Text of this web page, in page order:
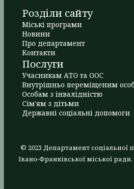
Розділи сайту
Міські програми
Новини
Про департамент
Контакти
Послуги
Учасникам АТО та ООС
Внутрішньо переміщеним
Особам з інвалідністю
Сім'ям з дітьми
Державні соціальні допомоги
© 2023 Департамент соціальної
Івано-Франківської міської